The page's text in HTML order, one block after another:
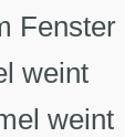
Fenster
weint
weint